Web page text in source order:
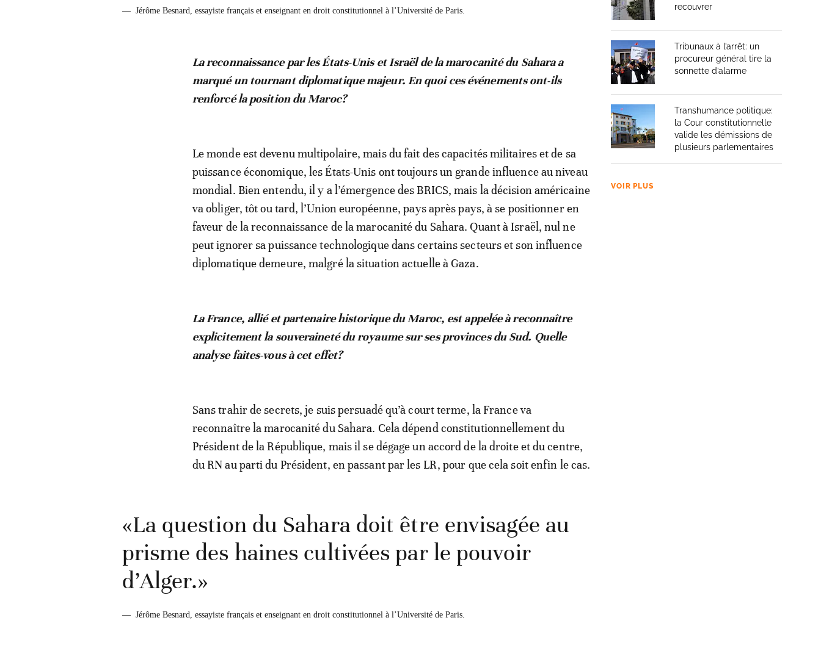
— Jérôme Besnard, essayiste français et enseignant en droit constitutionnel à l’Université de Paris.
La reconnaissance par les États-Unis et Israël de la marocanité du Sahara a
marqué un tournant diplomatique majeur. En quoi ces événements ont-ils
renforcé la position du Maroc?
Le monde est devenu multipolaire, mais du fait des capacités militaires et de sa
puissance économique, les États-Unis ont toujours un grande influence au niveau
mondial. Bien entendu, il y a l’émergence des BRICS, mais la décision américaine
va obliger, tôt ou tard, l’Union européenne, pays après pays, à se positionner en
faveur de la reconnaissance de la marocanité du Sahara. Quant à Israël, nul ne
peut ignorer sa puissance technologique dans certains secteurs et son influence
diplomatique demeure, malgré la situation actuelle à Gaza.
La France, allié et partenaire historique du Maroc, est appelée à reconnaître
explicitement la souveraineté du royaume sur ses provinces du Sud. Quelle
analyse faites-vous à cet effet?
Sans trahir de secrets, je suis persuadé qu’à court terme, la France va
reconnaître la marocanité du Sahara. Cela dépend constitutionnellement du
Président de la République, mais il se dégage un accord de la droite et du centre,
du RN au parti du Président, en passant par les LR, pour que cela soit enfin le cas.
«La question du Sahara doit être envisagée au
prisme des haines cultivées par le pouvoir
d’Alger.»
— Jérôme Besnard, essayiste français et enseignant en droit constitutionnel à l’Université de Paris.
recouvrer
Tribunaux à l’arrêt: un
procureur général tire la
sonnette d’alarme
Transhumance politique:
la Cour constitutionnelle
valide les démissions de
plusieurs parlementaires
VOIR PLUS